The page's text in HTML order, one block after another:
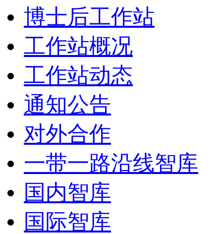
博士后工作站
工作站概况
工作站动态
通知公告
对外合作
一带一路沿线智库
国内智库
国际智库